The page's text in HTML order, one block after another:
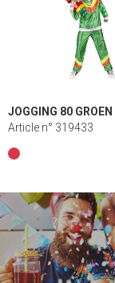
JOGGING 80
Article n° 319433